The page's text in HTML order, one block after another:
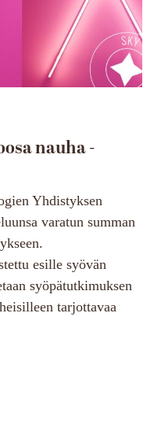
nauha -
Yhdistyksen
varatun summan
esille syövän
syöpätutkimuksen
tarjottavaa